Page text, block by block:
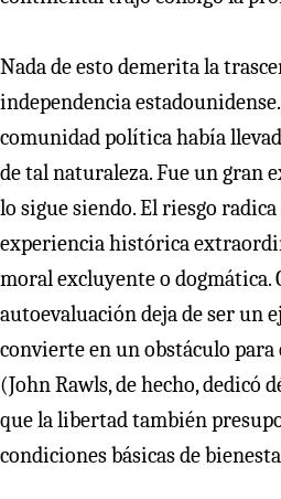
Nada de esto demerita la
independencia
comunidad política había
de tal naturaleza. Fue un gran
lo sigue siendo. El riesgo
experiencia histórica
moral excluyente o dogmática.
autoevaluación deja de ser un
convierte en un obstáculo para
(John Rawls, de hecho, dedicó
que la libertad también
condiciones básicas de